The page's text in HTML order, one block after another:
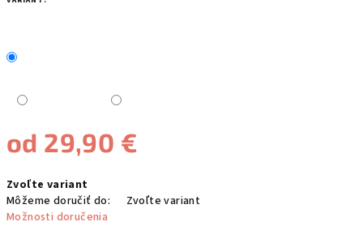
od 29,90 €
cena:
Zvoľte variant
Môžeme doručiť do:
Zvoľte variant
Možnosti doručenia